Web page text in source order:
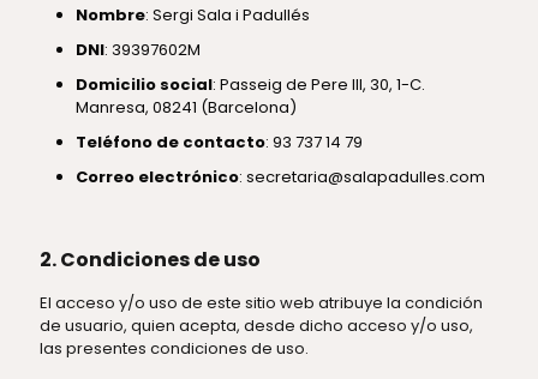
Nombre: Sergi Sala i Padullés
DNI: 39397602M
Domicilio social: Passeig de Pere III, 30, 1-C.
Manresa, 08241 (Barcelona)
Teléfono de contacto: 93 737 14 79
Correo electrónico: secretaria@salapadulles.com
2. Condiciones de uso
El acceso y/o uso de este sitio web atribuye la condición
de usuario, quien acepta, desde dicho acceso y/o uso,
las presentes condiciones de uso.